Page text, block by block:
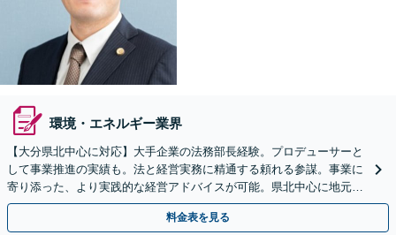
環境・エネルギー業界
【大分県北中心に対応】大手企業の法務部長経験。プロデューサーと
して事業推進の実績も。法と経営実務に精通する頼れる参謀。事業に
寄り添った、より実践的な経営アドバイスが可能。県北中心に地元の
多様な企業の顧問も多数。顧問料3万3000円〜
料金表を見る